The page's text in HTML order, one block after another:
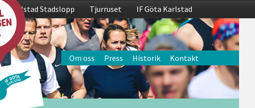
Karlstad Stadslopp Tjurruset IF Göta Karlstad
Om oss Press Historik Kontakt